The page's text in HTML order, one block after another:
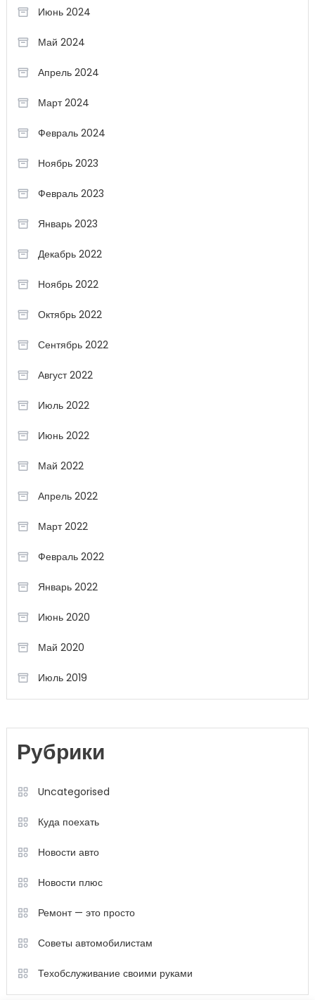
Июнь 2024
Май 2024
Апрель 2024
Март 2024
Февраль 2024
Ноябрь 2023
Февраль 2023
Январь 2023
Декабрь 2022
Ноябрь 2022
Октябрь 2022
Сентябрь 2022
Август 2022
Июль 2022
Июнь 2022
Май 2022
Апрель 2022
Март 2022
Февраль 2022
Январь 2022
Июнь 2020
Май 2020
Июль 2019
Рубрики
Uncategorised
Куда поехать
Новости авто
Новости плюс
Ремонт — это просто
Советы автомобилистам
Техобслуживание своими руками